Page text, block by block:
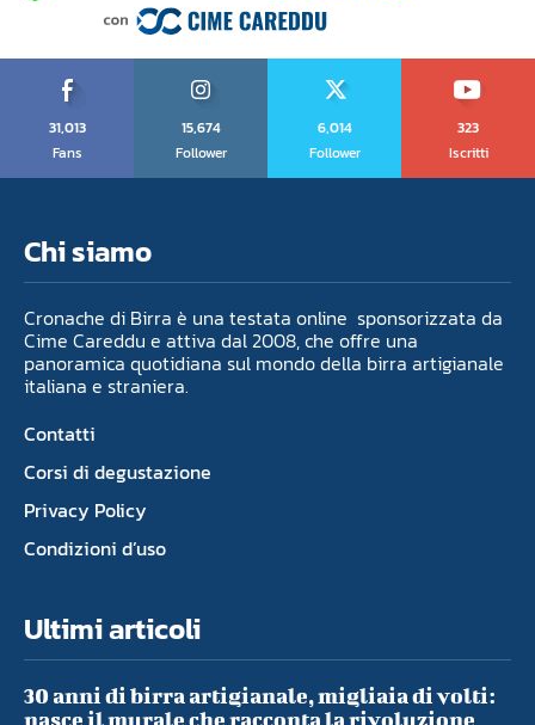
31,013
Fans
15,674
Follower
6,014
Follower
323
Iscritti
Chi siamo
Cronache di Birra è una testata online sponsorizzata da
Cime Careddu e attiva dal 2008, che offre una
panoramica quotidiana sul mondo della birra artigianale
italiana e straniera.
Contatti
Corsi di degustazione
Privacy Policy
Condizioni d’uso
Ultimi articoli
30 anni di birra artigianale, migliaia di volti:
nasce il murale che racconta la rivoluzione